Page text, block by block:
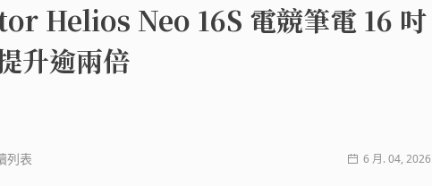
Helios Neo 16S 電競筆電 16 吋
升逾兩倍
列表 6 月. 04, 2026